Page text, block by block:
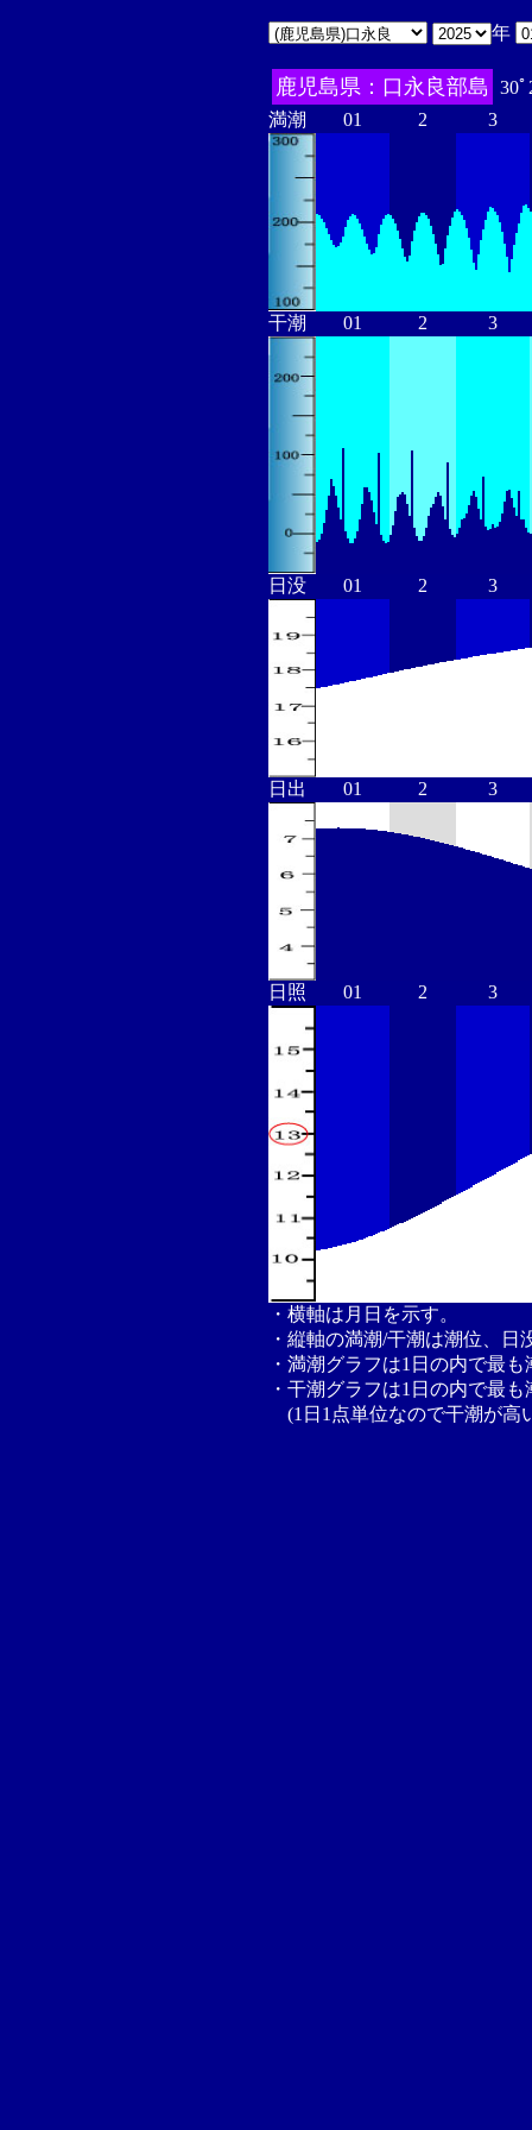
年
鹿児島県：口永良部島
30
満潮
01 2 3
干潮 01 2 3
日没 01 2 3
日出 01 2 3
日照 01 2 3
・横軸は月日を示す。
・縦軸の満潮/干潮は潮位、
・満潮グラフは1日の内で最
・干潮グラフは1日の内で最
(1日1点単位なので干潮が高